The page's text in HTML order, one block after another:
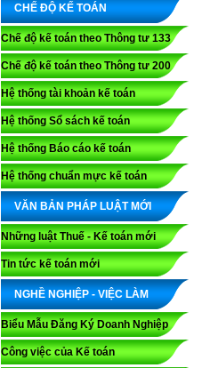
CHẾ ĐỘ KẾ TOÁN
Chế độ kế toán theo Thông tư 133
Chế độ kế toán theo Thông tư 200
Hệ thống tài khoản kế toán
Hệ thống Sổ sách kế toán
Hệ thống Báo cáo kế toán
Hệ thống chuẩn mực kế toán
VĂN BẢN PHÁP LUẬT MỚI
Những luật Thuế - Kế toán mới
Tin tức kế toán mới
NGHỀ NGHIỆP - VIỆC LÀM
Biểu Mẫu Đăng Ký Doanh Nghiệp
Công việc của Kế toán